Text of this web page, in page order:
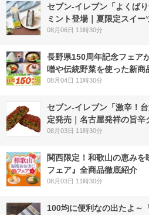
セブン‐イレブン「よくば
ミント登場｜夏限定スイ
08月06日 11時30分
長野県150周年記念フェ
噌や伝統野菜を使った新商
08月04日 11時30分
セブン-イレブン「激辛！
定発売｜名古屋発祥の旨辛
08月03日 11時30分
関西限定！和歌山の恵み
フェア』全商品徹底紹介
08月03日 11時30分
100均に便利なの出たよ～